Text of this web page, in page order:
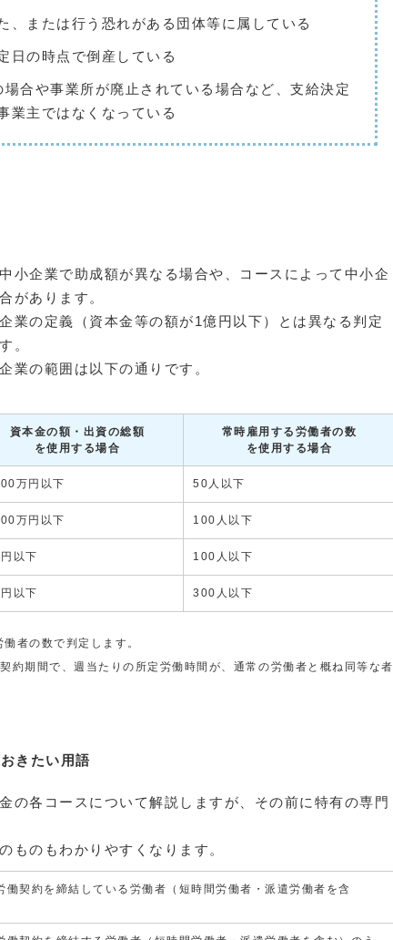
、または行う恐れがある団体等に属している
日の時点で倒産している
合や事業所が廃止されている場合など、支給決定
業主ではなくなっている
小企業で助成額が異なる場合や、コースによって中小企
があります。
業の定義（資本金等の額が1億円以下）とは異なる判定
。
業の範囲は以下の通りです。
資本金の額・出資の総額
を使用する場合
常時雇用する労働者の数
を使用する場合
万円以下 50人以下
万円以下 100人以下
以下 100人以下
以下 300人以下
者の数で判定します。
約期間で、週当たりの所定労働時間が、通常の労働者と概ね同等な者
きたい用語
の各コースについて解説しますが、その前に特有の専門
ものもわかりやすくなります。
働契約を締結している労働者（短時間労働者・派遣労働者を含